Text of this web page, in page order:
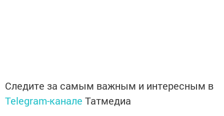
Следите за самым важным и интересным в
Telegram-канале Татмедиа